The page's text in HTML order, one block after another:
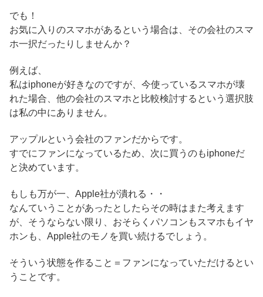
でも！
お気に入りのスマホがあるという場合は、その会社のスマ
ホ一択だったりしませんか？
例えば、
私はiphoneが好きなのですが、今使っているスマホが壊
れた場合、他の会社のスマホと比較検討するという選択肢
は私の中にありません。
アップルという会社のファンだからです。
すでにファンになっているため、次に買うのもiphoneだ
と決めています。
もしも万が一、Apple社が潰れる・・
なんていうことがあったとしたらその時はまた考えます
が、そうならない限り、おそらくパソコンもスマホもイヤ
ホンも、Apple社のモノを買い続けるでしょう。
そういう状態を作ること＝ファンになっていただけるとい
うことです。